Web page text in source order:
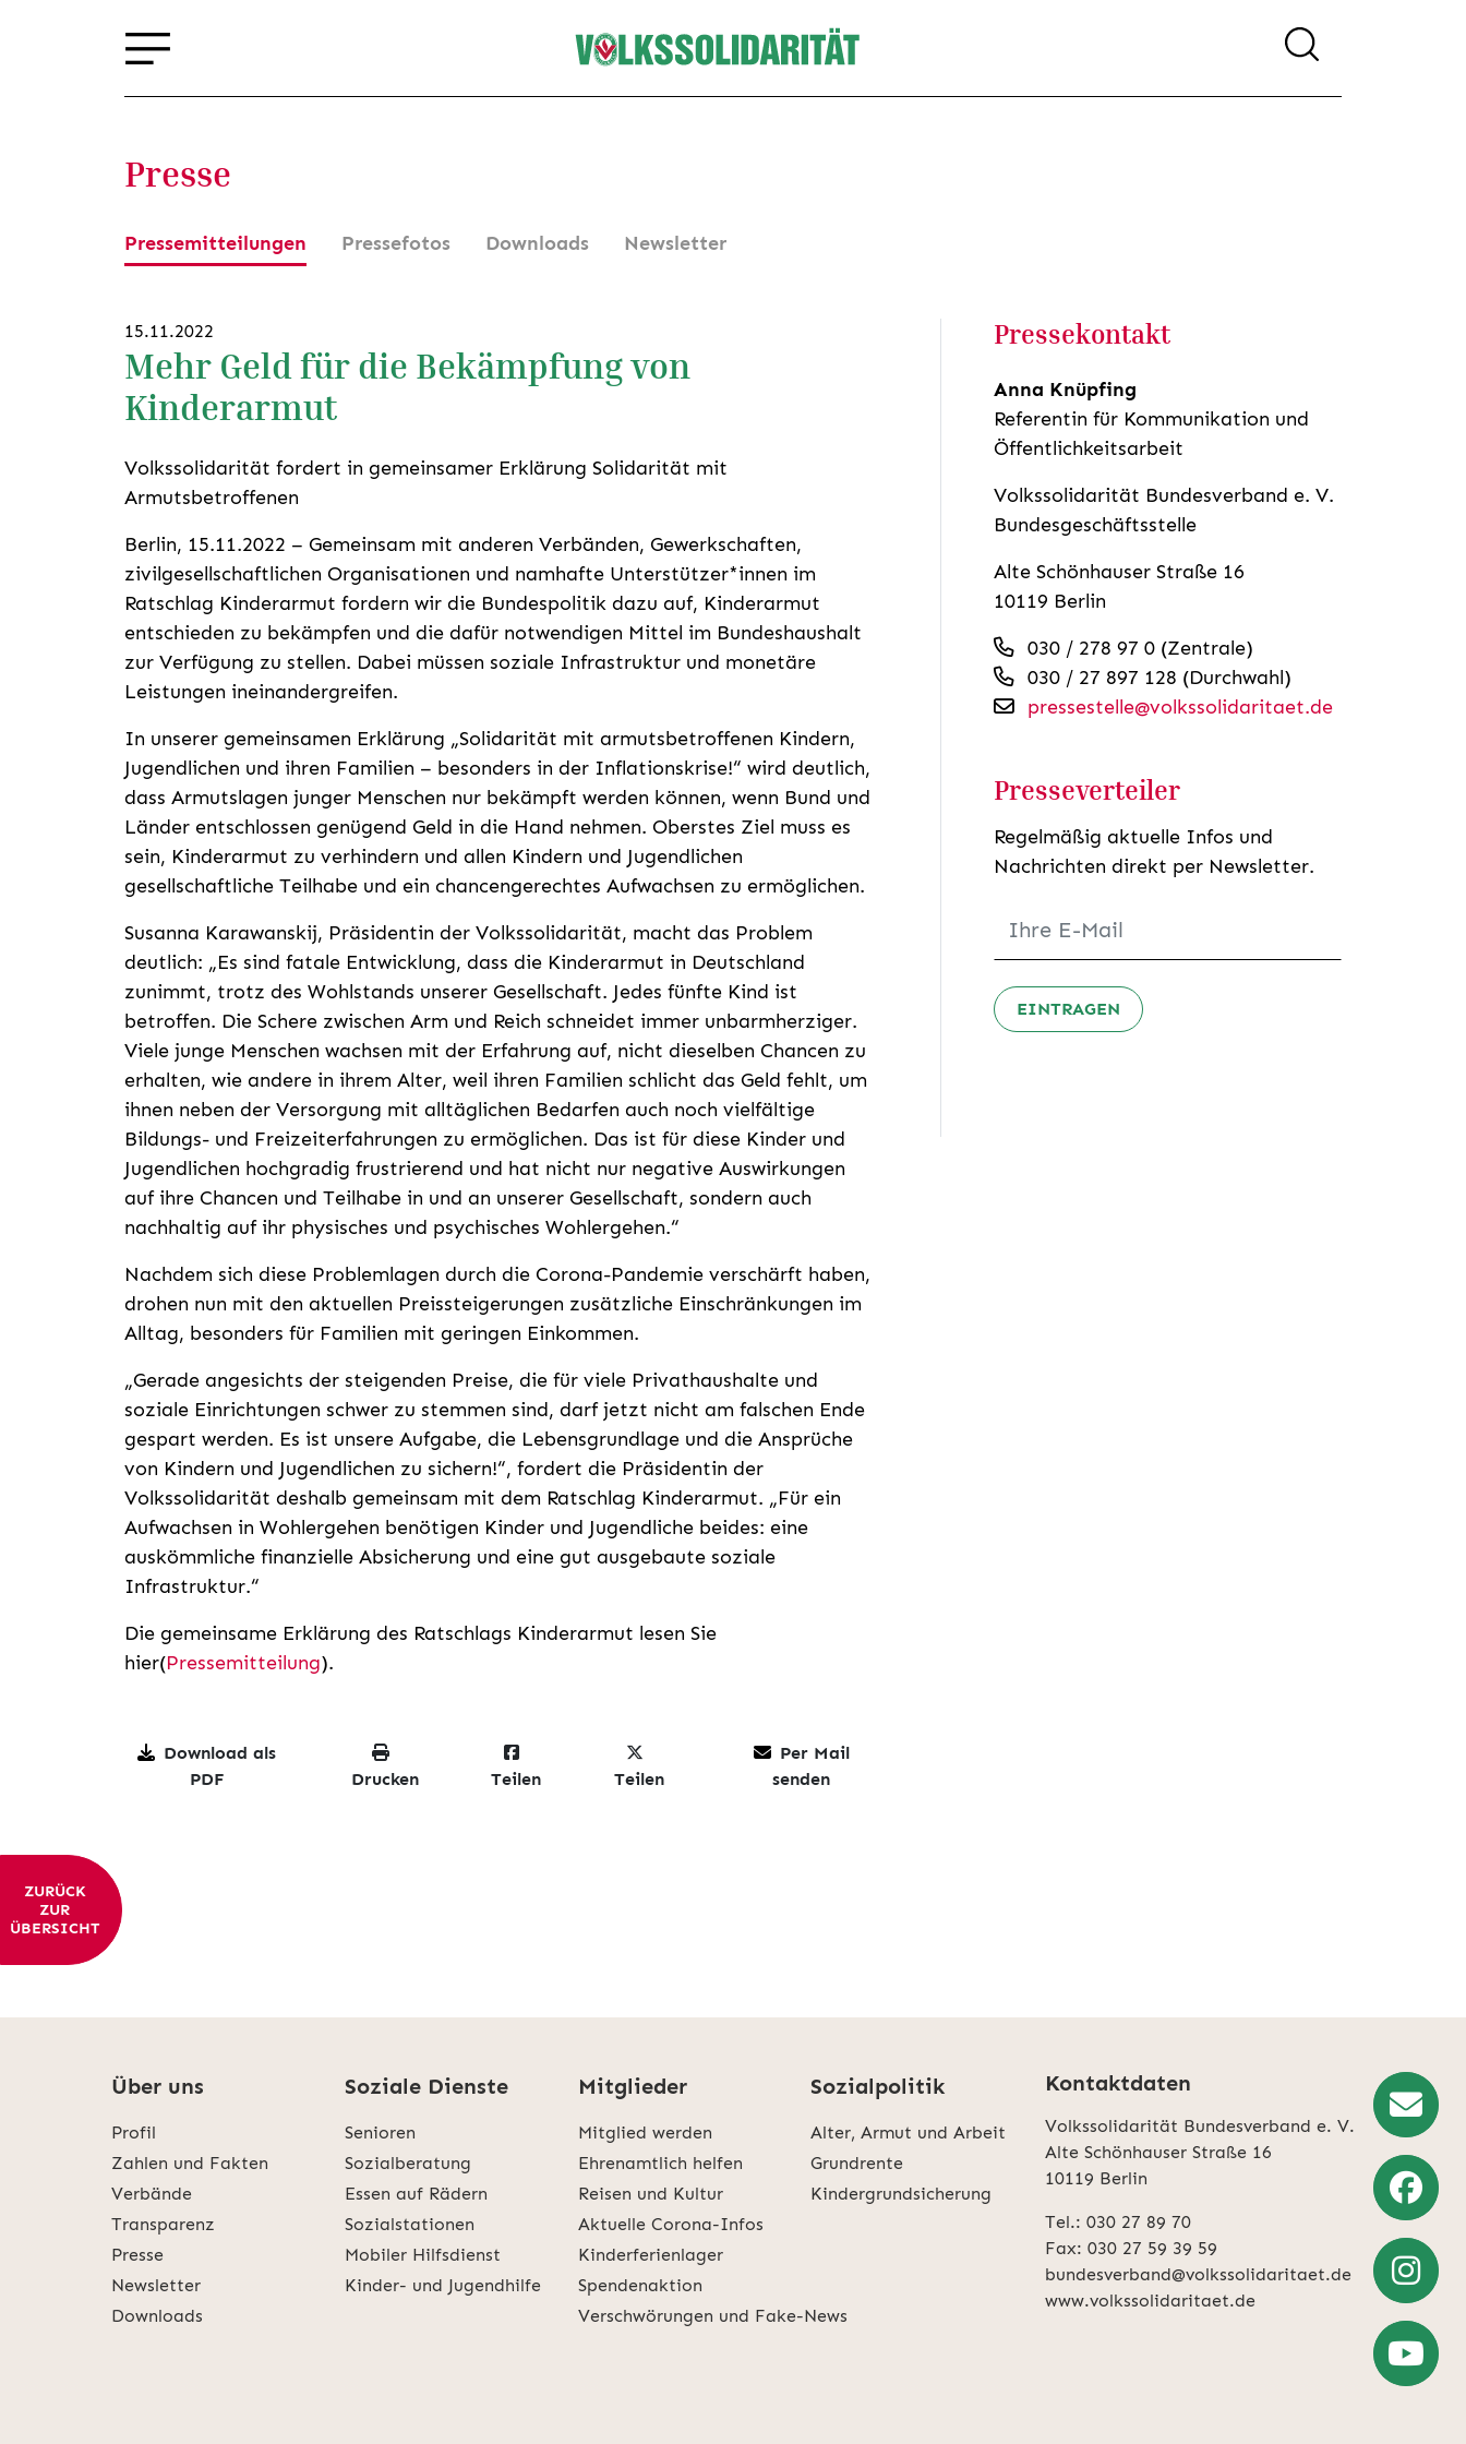
Presse
Pressemitteilungen Pressefotos Downloads Newsletter
15.11.2022
Mehr Geld für die Bekämpfung von
Kinderarmut
Volkssolidarität fordert in gemeinsamer Erklärung Solidarität mit
Armutsbetroffenen
Berlin, 15.11.2022 – Gemeinsam mit anderen Verbänden, Gewerkschaften,
zivilgesellschaftlichen Organisationen und namhafte Unterstützer*innen im
Ratschlag Kinderarmut fordern wir die Bundespolitik dazu auf, Kinderarmut
entschieden zu bekämpfen und die dafür notwendigen Mittel im Bundeshaushalt
zur Verfügung zu stellen. Dabei müssen soziale Infrastruktur und monetäre
Leistungen ineinandergreifen.
In unserer gemeinsamen Erklärung „Solidarität mit armutsbetroffenen Kindern,
Jugendlichen und ihren Familien – besonders in der Inflationskrise!“ wird deutlich,
dass Armutslagen junger Menschen nur bekämpft werden können, wenn Bund und
Länder entschlossen genügend Geld in die Hand nehmen. Oberstes Ziel muss es
sein, Kinderarmut zu verhindern und allen Kindern und Jugendlichen
gesellschaftliche Teilhabe und ein chancengerechtes Aufwachsen zu ermöglichen.
Susanna Karawanskij, Präsidentin der Volkssolidarität, macht das Problem
deutlich: „Es sind fatale Entwicklung, dass die Kinderarmut in Deutschland
zunimmt, trotz des Wohlstands unserer Gesellschaft. Jedes fünfte Kind ist
betroffen. Die Schere zwischen Arm und Reich schneidet immer unbarmherziger.
Viele junge Menschen wachsen mit der Erfahrung auf, nicht dieselben Chancen zu
erhalten, wie andere in ihrem Alter, weil ihren Familien schlicht das Geld fehlt, um
ihnen neben der Versorgung mit alltäglichen Bedarfen auch noch vielfältige
Bildungs- und Freizeiterfahrungen zu ermöglichen. Das ist für diese Kinder und
Jugendlichen hochgradig frustrierend und hat nicht nur negative Auswirkungen
auf ihre Chancen und Teilhabe in und an unserer Gesellschaft, sondern auch
nachhaltig auf ihr physisches und psychisches Wohlergehen.“
Nachdem sich diese Problemlagen durch die Corona-Pandemie verschärft haben,
drohen nun mit den aktuellen Preissteigerungen zusätzliche Einschränkungen im
Alltag, besonders für Familien mit geringen Einkommen.
„Gerade angesichts der steigenden Preise, die für viele Privathaushalte und
soziale Einrichtungen schwer zu stemmen sind, darf jetzt nicht am falschen Ende
gespart werden. Es ist unsere Aufgabe, die Lebensgrundlage und die Ansprüche
von Kindern und Jugendlichen zu sichern!“, fordert die Präsidentin der
Volkssolidarität deshalb gemeinsam mit dem Ratschlag Kinderarmut. „Für ein
Aufwachsen in Wohlergehen benötigen Kinder und Jugendliche beides: eine
auskömmliche finanzielle Absicherung und eine gut ausgebaute soziale
Infrastruktur.“
Die gemeinsame Erklärung des Ratschlags Kinderarmut lesen Sie
hier(Pressemitteilung).
Download als
PDF
Drucken Teilen Teilen
Per Mail
senden
Pressekontakt
Anna Knüpfing
Referentin für Kommunikation und
Öffentlichkeitsarbeit
Volkssolidarität Bundesverband e. V.
Bundesgeschäftsstelle
Alte Schönhauser Straße 16
10119 Berlin
030 / 278 97 0 (Zentrale)
030 / 27 897 128 (Durchwahl)
pressestelle@volkssolidaritaet.de
Presseverteiler
Regelmäßig aktuelle Infos und
Nachrichten direkt per Newsletter.
EINTRAGEN
ZURÜCK
ZUR
ÜBERSICHT
Über uns
Profil
Zahlen und Fakten
Verbände
Transparenz
Presse
Newsletter
Downloads
Soziale Dienste
Senioren
Sozialberatung
Essen auf Rädern
Sozialstationen
Mobiler Hilfsdienst
Kinder- und Jugendhilfe
Mitglieder
Mitglied werden
Ehrenamtlich helfen
Reisen und Kultur
Aktuelle Corona-Infos
Kinderferienlager
Spendenaktion
Verschwörungen und Fake-News
Sozialpolitik
Alter, Armut und Arbeit
Grundrente
Kindergrundsicherung
Kontaktdaten
Volkssolidarität Bundesverband e. V.
Alte Schönhauser Straße 16
10119 Berlin
Tel.: 030 27 89 70
Fax: 030 27 59 39 59
bundesverband@volkssolidaritaet.de
www.volkssolidaritaet.de
Weiter
zu
Facebook
Weiter
zu